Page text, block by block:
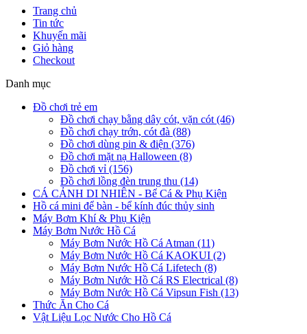
Trang chủ
Tin tức
Khuyến mãi
Giỏ hàng
Checkout
Danh mục
Đồ chơi trẻ em
Đồ chơi chạy bằng dây cót, vặn cót (46)
Đồ chơi chạy trớn, cót đà (88)
Đồ chơi dùng pin & điện (376)
Đồ chơi mặt nạ Halloween (8)
Đồ chơi vỉ (156)
Đồ chơi lồng đèn trung thu (14)
CÁ CẢNH DI NHIÊN - Bể Cá & Phụ Kiện
Hồ cá mini để bàn - bể kính đúc thủy sinh
Máy Bơm Khí & Phụ Kiện
Máy Bơm Nước Hồ Cá
Máy Bơm Nước Hồ Cá Atman (11)
Máy Bơm Nước Hồ Cá KAOKUI (2)
Máy Bơm Nước Hồ Cá Lifetech (8)
Máy Bơm Nước Hồ Cá RS Electrical (8)
Máy Bơm Nước Hồ Cá Vipsun Fish (13)
Thức Ăn Cho Cá
Vật Liệu Lọc Nước Cho Hồ Cá